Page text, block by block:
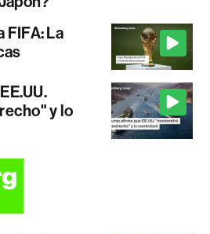
FIFA: La
y lo